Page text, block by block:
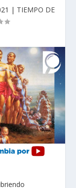
| TIEMPO DE